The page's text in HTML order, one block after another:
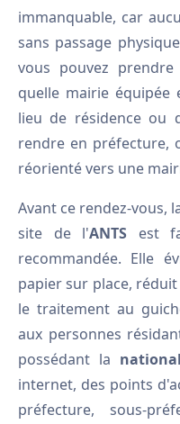
immanquable, car
sans passage
vous pouvez
quelle mairie équipée
lieu de résidence ou
rendre en préfecture,
réorienté vers une
Avant ce rendez-vous,
site de l'ANTS est
recommandée. Elle
papier sur place,
le traitement au
aux personnes
possédant la
internet, des points
préfecture, sous-